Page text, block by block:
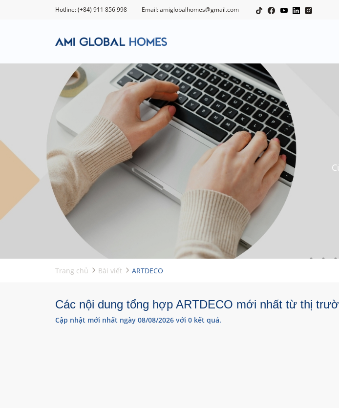
Hotline: (+84) 911 856 998 Email: amiglobalhomes@gmail.com
Trang chủ Bài viết ARTDECO
Các nội dung tổng hợp ARTDECO mới nhất từ thị
Cập nhật mới nhất ngày 08/08/2026 với 0 kết quả.